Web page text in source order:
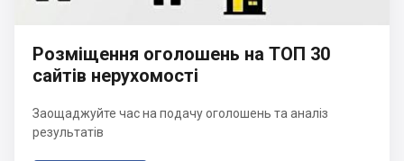
Розміщення оголошень на ТОП 30
сайтів нерухомості
Заощаджуйте час на подачу оголошень та аналіз
результатів